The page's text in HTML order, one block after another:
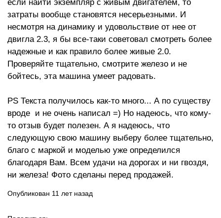
если найти экземпляр с живым двигателем, то
затраты вообще становятся несерьезными. И
несмотря на динамику и удовольствие от нее от
двигла 2.3, я бы все-таки советовал смотреть более
надежные и как правило более живые 2.0.
Проверяйте тщательно, смотрите железо и не
бойтесь, эта машина умеет радовать.
PS Текста получилось как-то много... А по существу
вроде и не очень написал =) Но надеюсь, что кому-
то отзыв будет полезен. А я надеюсь, что
следующую свою машину выберу более тщательно,
благо с маркой и моделью уже определился
благодаря Вам. Всем удачи на дорогах и ни гвоздя,
ни железа! Фото сделаны перед продажей.
Опубликован 11 лет назад